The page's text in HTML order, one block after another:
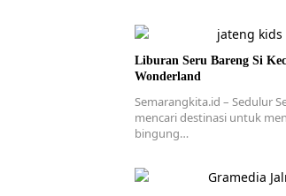
Liburan Seru Bareng Si
Wonderland
Semarangkita.id – Sedulur
mencari destinasi untuk
bingung…